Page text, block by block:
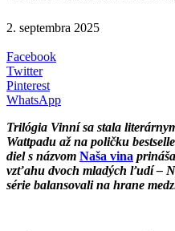
2. septembra 2025
Facebook
Twitter
Pinterest
WhatsApp
Trilógia Vinní sa stala
Wattpadu až na poličku
diel s názvom Naša vina
vzťahu dvoch mladých ľudí –
série balansovali na hrane